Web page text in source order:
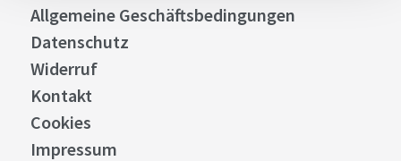
Allgemeine Geschäftsbedingungen
Datenschutz
Widerruf
Kontakt
Cookies
Impressum